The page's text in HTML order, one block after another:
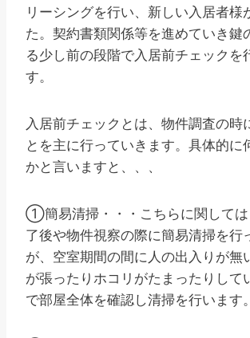
リーシングを行い、新しい入居者様
た。契約書類関係等を進めていき鍵
る少し前の段階で入居前チェックを
す。
入居前チェックとは、物件調査の時
とを主に行っていきます。具体的に
かと言いますと、、、
①簡易清掃・・・こちらに関しては
了後や物件視察の際に簡易清掃を行
が、空室期間の間に人の出入りが無
が張ったりホコリがたまったりして
で部屋全体を確認し清掃を行います。